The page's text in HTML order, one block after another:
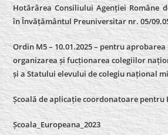
Hotărârea Consiliului Agenției Române
în Învățământul Preuniversitar nr. 05/
Ordin M5 – 10.01.2025 – pentru
organizarea și fucționarea colegiilor
și a Statului elevului de colegiu național
Școală de aplicație coordonatoare pentru
Școala_Europeana_2023